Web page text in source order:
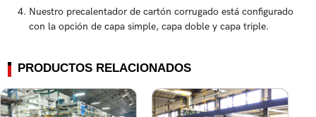
Nuestro precalentador de cartón corrugado está configurado
con la opción de capa simple, capa doble y capa triple.
PRODUCTOS RELACIONADOS